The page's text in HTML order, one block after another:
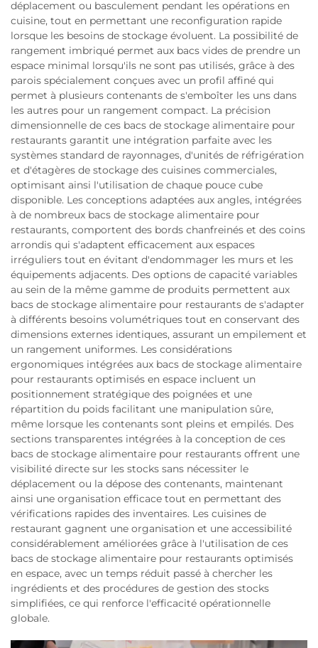
déplacement ou basculement pendant les opérations en
cuisine, tout en permettant une reconfiguration rapide
lorsque les besoins de stockage évoluent. La possibilité de
rangement imbriqué permet aux bacs vides de prendre un
espace minimal lorsqu'ils ne sont pas utilisés, grâce à des
parois spécialement conçues avec un profil affiné qui
permet à plusieurs contenants de s'emboîter les uns dans
les autres pour un rangement compact. La précision
dimensionnelle de ces bacs de stockage alimentaire pour
restaurants garantit une intégration parfaite avec les
systèmes standard de rayonnages, d'unités de réfrigération
et d'étagères de stockage des cuisines commerciales,
optimisant ainsi l'utilisation de chaque pouce cube
disponible. Les conceptions adaptées aux angles, intégrées
à de nombreux bacs de stockage alimentaire pour
restaurants, comportent des bords chanfreinés et des coins
arrondis qui s'adaptent efficacement aux espaces
irréguliers tout en évitant d'endommager les murs et les
équipements adjacents. Des options de capacité variables
au sein de la même gamme de produits permettent aux
bacs de stockage alimentaire pour restaurants de s'adapter
à différents besoins volumétriques tout en conservant des
dimensions externes identiques, assurant un empilement et
un rangement uniformes. Les considérations
ergonomiques intégrées aux bacs de stockage alimentaire
pour restaurants optimisés en espace incluent un
positionnement stratégique des poignées et une
répartition du poids facilitant une manipulation sûre,
même lorsque les contenants sont pleins et empilés. Des
sections transparentes intégrées à la conception de ces
bacs de stockage alimentaire pour restaurants offrent une
visibilité directe sur les stocks sans nécessiter le
déplacement ou la dépose des contenants, maintenant
ainsi une organisation efficace tout en permettant des
vérifications rapides des inventaires. Les cuisines de
restaurant gagnent une organisation et une accessibilité
considérablement améliorées grâce à l'utilisation de ces
bacs de stockage alimentaire pour restaurants optimisés
en espace, avec un temps réduit passé à chercher les
ingrédients et des procédures de gestion des stocks
simplifiées, ce qui renforce l'efficacité opérationnelle
globale.